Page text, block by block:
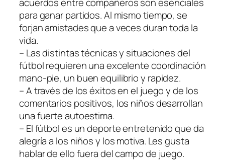
acuerdos entre compañeros son esenciales
para ganar partidos. Al mismo tiempo, se
forjan amistades que a veces duran toda la
vida.
– Las distintas técnicas y situaciones del
fútbol requieren una excelente coordinación
mano-pie, un buen equilibrio y rapidez.
– A través de los éxitos en el juego y de los
comentarios positivos, los niños desarrollan
una fuerte autoestima.
– El fútbol es un deporte entretenido que da
alegría a los niños y los motiva. Les gusta
hablar de ello fuera del campo de juego.